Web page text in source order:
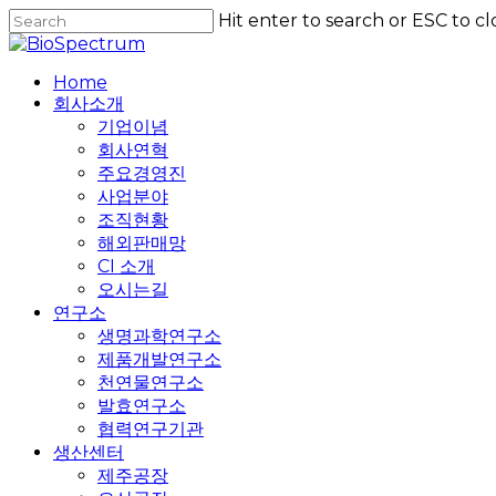
Skip
to
content
Hit enter to search or ESC to
Close
Home
회사소개
기업이념
회사연혁
주요경영진
사업분야
조직현황
해외판매망
CI 소개
오시는길
연구소
생명과학연구소
제품개발연구소
천연물연구소
발효연구소
협력연구기관
생산센터
제주공장